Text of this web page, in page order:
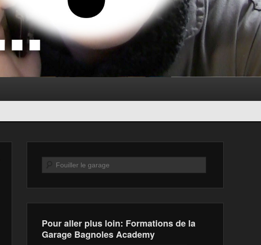
Recherche
Pour aller plus loin: Formations de la
Garage Bagnoles Academy